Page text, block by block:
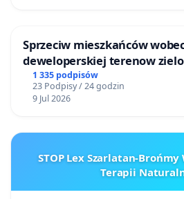
Sprzeciw mieszkańców
deweloperskiej terenow
Bulwarów Straceńskich w
1 335 podpisów
23 Podpisy / 24 godzin
9 Jul 2026
STOP Lex Szarlatan-
Terapii